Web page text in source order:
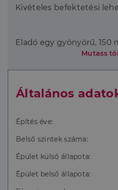
Kivételes befektetési
Eladó egy gyönyörű, 150
komfortos ingatlan
Az ingatlan egy 225 m²-
célra is.
Főbb jellemzők:
Mutass
Általános
Építés éve:
Belső szintek száma:
Épület külső állapota:
Épület belső állapota: